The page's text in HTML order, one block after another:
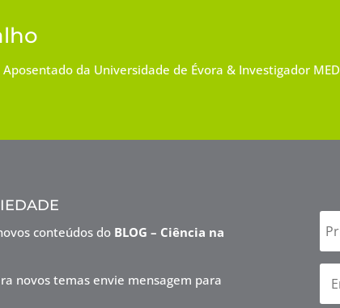
da Universidade de Évora & Investigador MED
conteúdos do BLOG – Ciência na
novos temas envie mensagem para